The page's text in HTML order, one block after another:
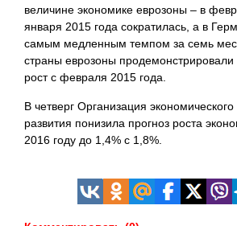
величине экономике еврозоны – в
января 2015 года сократилась, а в
самым медленным темпом за семь
страны еврозоны
рост с февраля 2015 года.
В четверг Организация экономического
развития понизила прогноз роста
2016 году до 1,4% с 1,8%.